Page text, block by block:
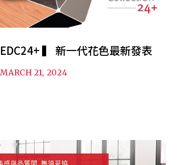
EDC24+ ▍ 新一代花色最新發表
MARCH 21, 2024